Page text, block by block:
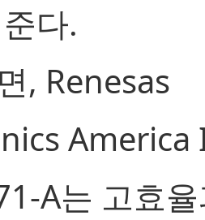
다.
, Renesas
America
A는 고효